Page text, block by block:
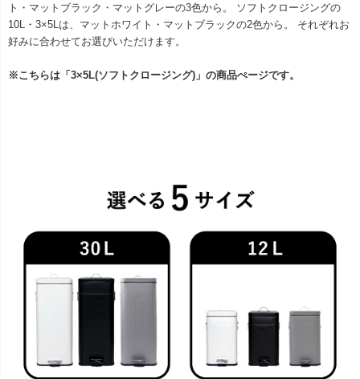
ト・マットブラック・マットグレーの3色から。 ソフトクロージングの
10L・3×5Lは、マットホワイト・マットブラックの2色から。 それぞれお
好みに合わせてお選びいただけます。
※こちらは「3×5L(ソフトクロージング)」の商品ぺージです。